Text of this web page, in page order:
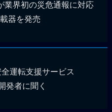
業界初の災危通報に対応
器を発売
運転支援サービス
発者に聞く